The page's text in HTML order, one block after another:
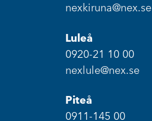
nexkiruna@nex.se
Luleå
0920-21 10 00
nexlule@nex.se
Piteå
0911-145 00